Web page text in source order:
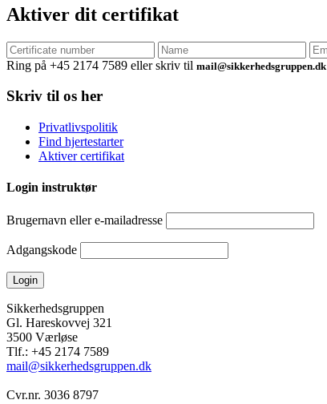
Aktiver dit certifikat
Ring på +45 2174 7589 eller skriv til mail@sikkerhedsgruppen.dk
Skriv til os her
Privatlivspolitik
Find hjertestarter
Aktiver certifikat
Login instruktør
Brugernavn eller e-mailadresse
Adgangskode
Sikkerhedsgruppen
Gl. Hareskovvej 321
3500 Værløse
Tlf.: +45 2174 7589
mail@sikkerhedsgruppen.dk
Cvr.nr. 3036 8797